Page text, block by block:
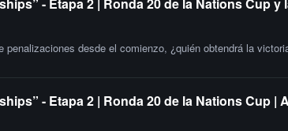
desde el comienzo, ¿quién obtendrá la
- Etapa 2 | Ronda 20 de la Nations Cup |